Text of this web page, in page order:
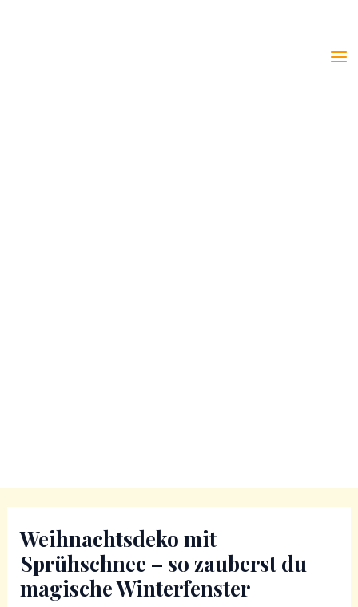
Weihnachtsdeko mit
Sprühschnee – so zauberst du
magische Winterfenster